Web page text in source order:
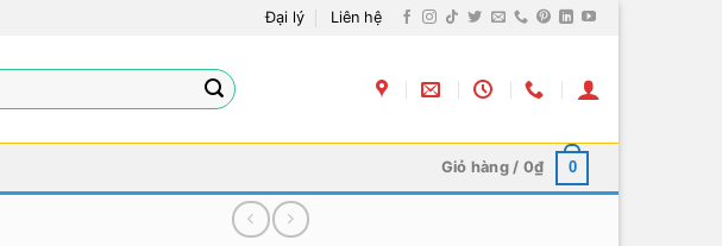
Đại lý Liên hệ
Giỏ hàng / 0₫ 0